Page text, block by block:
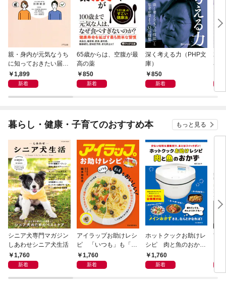
親・身内が元気なうち
に知っておきたい届
出・手続きの準備（き
ずな出版）
1,899
新着
65歳からは、空腹が最
高の薬
850
新着
深く考える力（PHP文
庫）
850
新着
20
界
暮らし・健康・子育てのおすすめ本 もっと見る
シニア犬専門マガジン
しあわせシニア犬生活
1,760
新着
アイラップお助けレシ
ピ 「いつも」も「も
しも」もおいしい！
1,760
新着
ホットクックお助けレ
シピ 肉と魚のおか
ず 少ない材料＆調味
料で、あとはスイッチ
1,760
新着
首
リ
昇